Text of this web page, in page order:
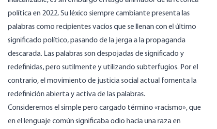
política en 2022. Su léxico siempre cambiante presenta las
palabras como recipientes vacíos que se llenan con el último
significado político, pasando de la jerga a la propaganda
descarada. Las palabras son despojadas de significado y
redefinidas, pero sutilmente y utilizando subterfugios. Por el
contrario, el movimiento de justicia social actual fomenta la
redefinición abierta y activa de las palabras.
Consideremos el simple pero cargado término «racismo», que
en el lenguaje común significaba odio hacia una raza en